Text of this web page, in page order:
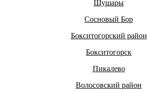
Шушары
Сосновый Бор
Бокситогорский район
Бокситогорск
Пикалево
Волосовский район